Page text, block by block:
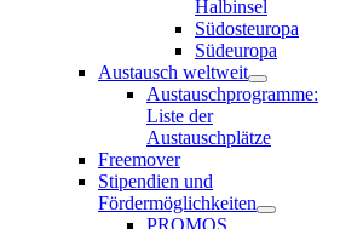
Halbinsel
Südosteuropa
Südeuropa
Austausch weltweit
Austauschprogramme:
Liste der
Austauschplätze
Freemover
Stipendien und
Fördermöglichkeiten
PROMOS